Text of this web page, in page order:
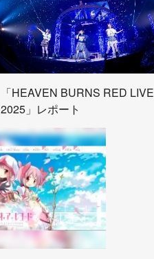
「HEAVEN BURNS RED LIVE
2025」レポート